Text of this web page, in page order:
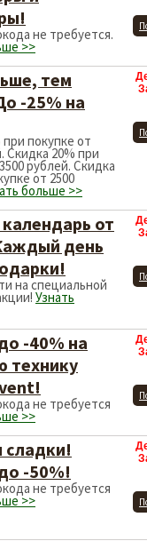
не требуется.
>>
тем
-25% на
покупке от
Скидка 20% при
рублей. Скидка
от 2500
больше >>
от
день
на специальной
Узнать
-40% на
технику
не требуется
>>
сладки!
-50%!
не требуется
>>